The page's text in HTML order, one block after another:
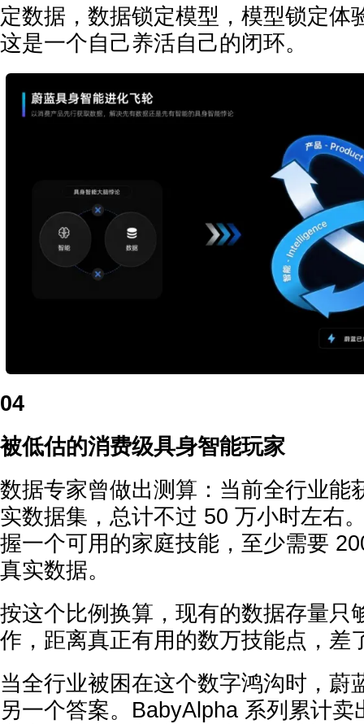
定数据，数据锁定模型，模型锁定体
这是一个自己养活自己的闭环。
04
被低估的消费级具身智能玩家
数据专家曾做出测算：当前全行业能
实数据集，总计不过 50 万小时左右
握一个可用的家庭技能，至少需要
真实数据。
按这个比例换算，现有的数据存量只
作，距离真正有用的数万技能点，差
当全行业被困在这个数字鸿沟时，蔚
另一个答案。BabyAlpha 系列累计